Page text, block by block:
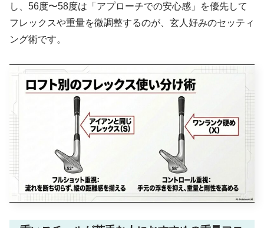
し、56度〜58度は「アプローチでの安心感」を優先して
フレックスや重量を微調整するのが、玄人好みのセッティ
ング術です。